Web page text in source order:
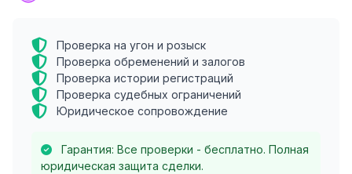
Проверка на угон и розыск
Проверка обременений и залогов
Проверка истории регистраций
Проверка судебных ограничений
Юридическое сопровождение
Гарантия: Все проверки - бесплатно. Полная
юридическая защита сделки.